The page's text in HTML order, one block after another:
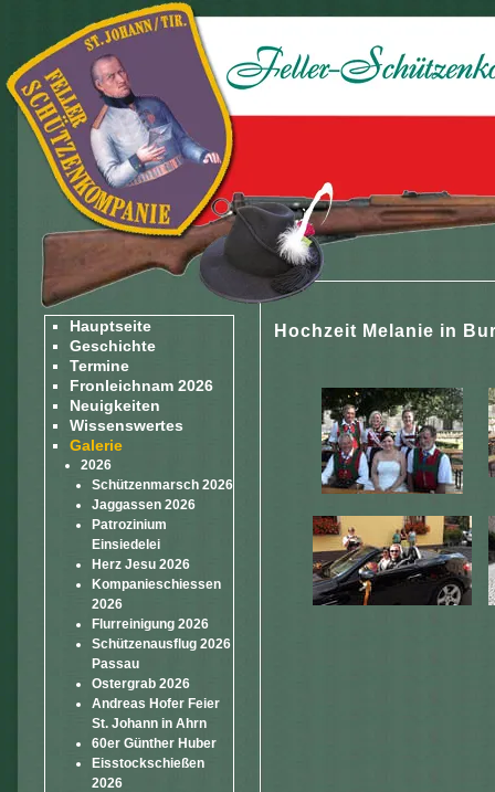
Hauptseite
Geschichte
Termine
Fronleichnam 2026
Neuigkeiten
Wissenswertes
Galerie
2026
Schützenmarsch 2026
Jaggassen 2026
Patrozinium
Einsiedelei
Herz Jesu 2026
Kompanieschiessen
2026
Flurreinigung 2026
Schützenausflug 2026
Passau
Ostergrab 2026
Andreas Hofer Feier
St. Johann in Ahrn
60er Günther Huber
Eisstockschießen
2026
Hochzeit Melanie in